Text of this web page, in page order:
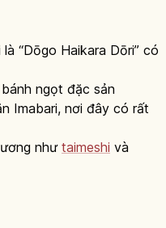
“Dōgo Haikara Dōri” có
ngọt đặc sản
Imabari, nơi đây có rất
như taimeshi và